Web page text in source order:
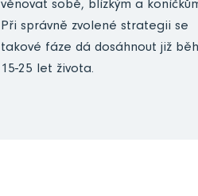
věnovat sobě, blízkým a
Při správně zvolené strategii se
takové fáze dá dosáhnout již
15-25 let života.